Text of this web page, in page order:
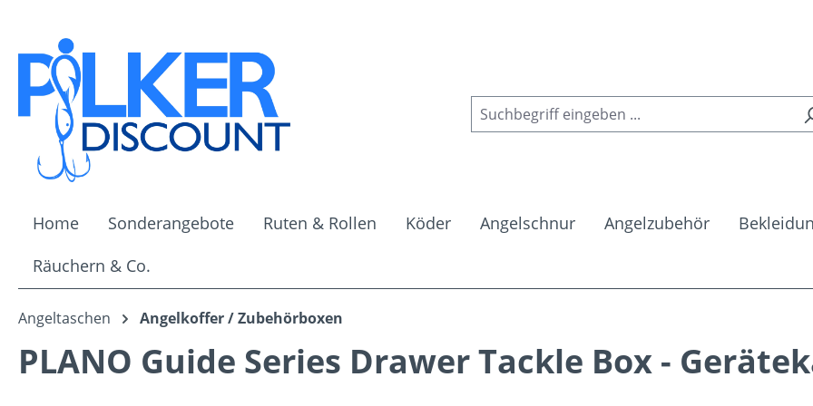
Home Sonderangebote Ruten & Rollen Köder Angelschnur Angelzubehör
Räuchern & Co.
Angeltaschen Angelkoffer / Zubehörboxen
PLANO Guide Series Drawer Tackle Box -